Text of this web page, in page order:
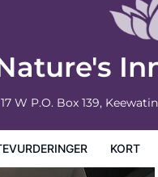
W P.O. Box 139, Keewatin
KORT